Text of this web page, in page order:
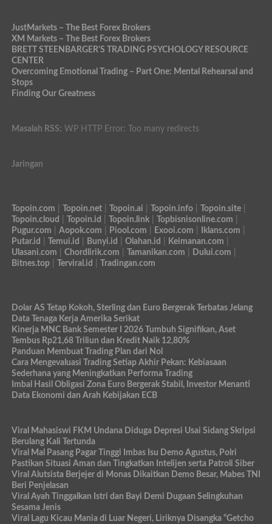
JustMarkets – The Best Forex Brokers
XM Markets – The Best Forex Brokers
BRETT STEENBARGER'S TRADING PSYCHOLOGY RESOURCE
CENTER
Overcoming Emotional Trading – Part One: Mental Rehearsal and
Stops
Finding Our Greatness
Masalah RSS: WP HTTP Error: Too many redirects
Jaringan
Topoin.com Topoin.net| Topoin.ai Topoin.info| Topoin.site|
Topoin.cloud
Topoin.id Topoin.link| Topbisnisonline.com
Pugur.com
Aopok.com Piool.com Exooi.com Iklans.com
Putar.id
Temui.id Bunyi.id Olahan.id Keimanan.com
Ulasani.com
Chordlirik.com Tamanikan.com Dului.com
Bitnes.top| Terviral.id Tradingan.com
Dolar AS Tetap Kokoh, Sterling dan Euro Bergerak Terbatas Jelang
Data Tenaga Kerja Amerika Serikat
Kinerja MNC Bank Semester I 2026 Tumbuh Signifikan, Aset
Tembus Rp21,68 Triliun dan Kredit Naik 12,80%
Panduan Membuat Trading Plan dari Nol
Cara Mengevaluasi Trading Setiap Akhir Pekan: Kebiasaan
Sederhana yang Meningkatkan Performa Trading
Imbal Hasil Obligasi Zona Euro Bergerak Stabil, Investor Menanti
Data Ekonomi dan Arah Kebijakan ECB
Viral Mahasiswi FKM Undana Diduga Depresi Usai Sidang Skripsi
Berulang Kali Tertunda
Viral Mal Pasang Pagar Tinggi Imbas Isu Demo Agustus, Polri
Pastikan Situasi Aman dan Tingkatkan Intelijen serta Patroli Siber
Viral Alutsista Berjejer di Monas Dikaitkan Demo Besar, Mabes TNI
Beri Penjelasan
Viral Ayah Tinggalkan Istri dan Bayi Demi Dugaan Selingkuhan
Sesama Jenis
Viral Lagu Kicau Mania di Luar Negeri, Liriknya Disangka “Getcho